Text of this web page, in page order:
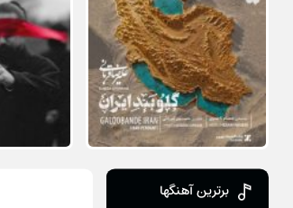
برترین آهنگها